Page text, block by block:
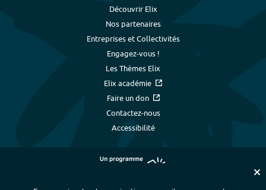
Découvrir Elix
Nos partenaires
Entreprises et Collectivités
Engagez-vous !
Les Thèmes Elix
Elix académie
Faire un don
Contactez-nous
Accessibilité